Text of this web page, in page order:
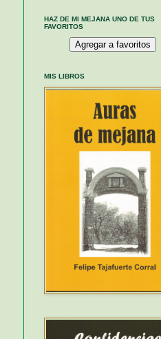
HAZ DE MI MEJANA UNO DE TUS
FAVORITOS
MIS LIBROS